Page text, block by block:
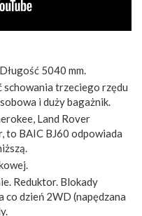
5040 mm.
trzeciego rzędu
i duży bagażnik.
Land Rover
to BAIC BJ60 odpowiada
Reduktor. Blokady
dzień 2WD (napędzana